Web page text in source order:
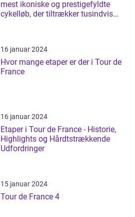
mest ikoniske og prestigefyldte
cykelløb, der tiltrækker tusindvis
16 januar 2024
Hvor mange etaper er der i Tour de
France
16 januar 2024
Etaper i Tour de France - Historie,
Highlights og Hårdtstrækkende
Udfordringer
15 januar 2024
Tour de France 4